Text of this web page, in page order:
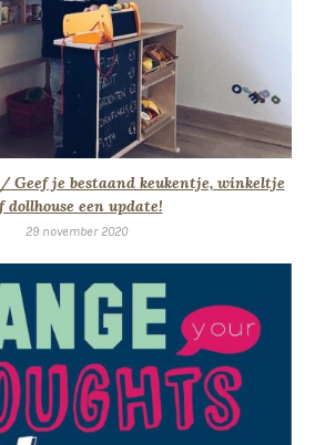
Geef je bestaand keukentje, winkeltje
dollhouse een update!
29 november 2020